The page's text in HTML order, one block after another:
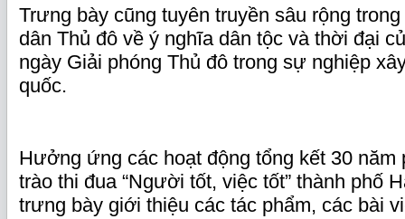
Trưng bày cũng tuyên truyền sâu rộng
dân Thủ đô về ý nghĩa dân tộc và thời đại
ngày Giải phóng Thủ đô trong sự nghiệp
quốc.
Hưởng ứng các hoạt động tổng kết 30 năm
trào thi đua “Người tốt, việc tốt” thành phố
trưng bày giới thiệu các tác phẩm, các bài